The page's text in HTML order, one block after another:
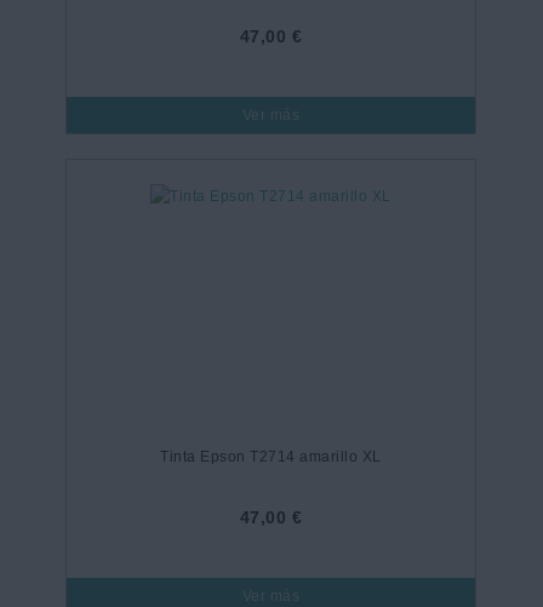
47,00 €
Ver más
Tinta Epson T2714 amarillo XL
47,00 €
Ver más